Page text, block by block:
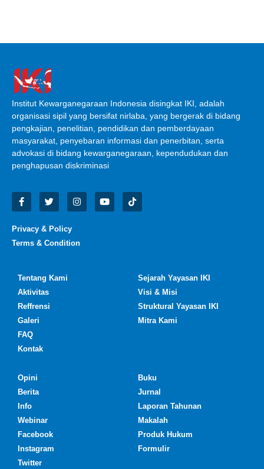
Institut Kewarganegaraan Indonesia disingkat IKI, adalah
organisasi sipil yang bersifat nirlaba, yang bergerak di bidang
pengkajian, penelitian, pendidikan dan pemberdayaan
masyarakat, penyebaran informasi dan penerbitan, serta
advokasi di bidang kewarganegaraan, kependudukan dan
penghapusan diskriminasi
Privacy & Policy
Terms & Condition
Tentang Kami
Aktivitas
Reffrensi
Galeri
FAQ
Kontak
Sejarah Yayasan IKI
Visi & Misi
Struktural Yayasan IKI
Mitra Kami
Opini
Berita
Info
Webinar
Facebook
Instagram
Twitter
Buku
Jurnal
Laporan Tahunan
Makalah
Produk Hukum
Formulir